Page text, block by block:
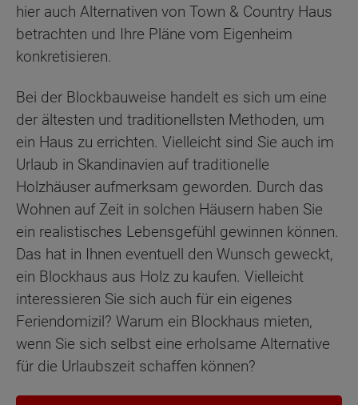
hier auch Alternativen von Town & Country Haus
betrachten und Ihre Pläne vom Eigenheim
konkretisieren.
Bei der Blockbauweise handelt es sich um eine
der ältesten und traditionellsten Methoden, um
ein Haus zu errichten. Vielleicht sind Sie auch im
Urlaub in Skandinavien auf traditionelle
Holzhäuser aufmerksam geworden. Durch das
Wohnen auf Zeit in solchen Häusern haben Sie
ein realistisches Lebensgefühl gewinnen können.
Das hat in Ihnen eventuell den Wunsch geweckt,
ein Blockhaus aus Holz zu kaufen. Vielleicht
interessieren Sie sich auch für ein eigenes
Feriendomizil? Warum ein Blockhaus mieten,
wenn Sie sich selbst eine erholsame Alternative
für die Urlaubszeit schaffen können?